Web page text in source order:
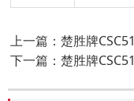
上一篇：楚胜牌
下一篇：楚胜牌